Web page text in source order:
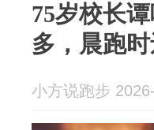
75岁校长
多，晨跑
小方说跑步